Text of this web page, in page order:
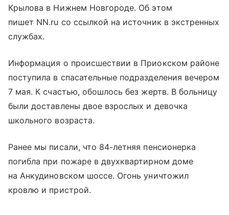
Крылова в Нижнем Новгороде. Об этом
пишет NN.ru со ссылкой на источник в экстренных
службах.
Информация о происшествии в Приокском районе
поступила в спасательные подразделения вечером
7 мая. К счастью, обошлось без жертв. В больницу
были доставлены двое взрослых и девочка
школьного возраста.
Ранее мы писали, что 84-летняя пенсионерка
погибла при пожаре в двухквартирном доме
на Анкудиновском шоссе. Огонь уничтожил
кровлю и пристрой.